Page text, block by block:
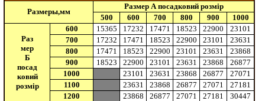
Размеры,мм
Размер А посадковий розмір
500
600 700 800 900 1000
Раз
мер
Б
посад
ковий
розмір
600 15365 17232 17471 18523 22900
23101
700
17232 17471 18523 22900 23101
23631
800
17471 18523 22900 23101 23631
23868
900
18523 22900 23101 23631 23868
26877
1000
23101 23631 23868 26877
27071
1100
23631 23868 26877 27071
27181
1200
23868 26877 27071 27181 30447